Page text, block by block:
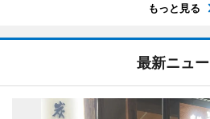
もっと見る
最新ニュ